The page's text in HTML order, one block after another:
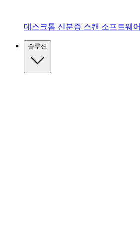
데스크톱 신분증 스캔 소프트웨어
솔루션